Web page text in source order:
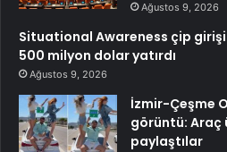
Ağustos 9, 2026
Situational Awareness çip
500 milyon dolar yatırdı
Ağustos 9, 2026
İzmir-Çeşme
görüntü: Araç
paylaştılar